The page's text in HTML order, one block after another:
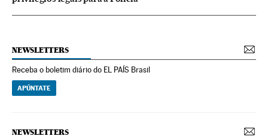
NEWSLETTERS
Receba o boletim diário do EL PAÍS Brasil
APÚNTATE
NEWSLETTERS